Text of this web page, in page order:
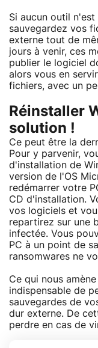
Si aucun outil
sauvegardez vos
externe tout de
jours à venir, ces
publier le logiciel
alors vous en
fichiers, avec un
Réinstaller
solution !
Ce peut être la
Pour y parvenir,
d'installation de
version de l'OS
redémarrer votre
CD d'installation.
vos logiciels et
repartirez sur une
infectée. Vous
PC à un point de
ransomwares ne
Ce qui nous
indispensable de
sauvegardes de
dur externe. De
perdre en cas de